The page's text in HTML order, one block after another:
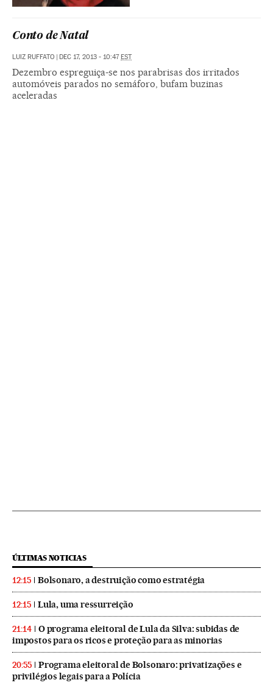
Conto de Natal
LUIZ RUFFATO | DEC 17, 2013 - 10:47EST
Dezembro espreguiça-se nos parabrisas dos irritados
automóveis parados no semáforo, bufam buzinas
aceleradas
ÚLTIMAS NOTICIAS
12:15 Bolsonaro, a destruição como estratégia
12:15 Lula, uma ressurreição
21:14
O programa eleitoral de Lula da Silva: subidas de
impostos para os ricos e proteção para as minorias
20:55
Programa eleitoral de Bolsonaro: privatizações e
privilégios legais para a Polícia